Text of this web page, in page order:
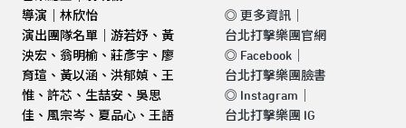
導演｜林欣怡
演出團隊名單｜游若妤、黃
泱宏、翁明榆、莊彥宇、廖
育瑄、黃以涵、洪郁媜、王
惟、許芯、生喆安、吳思
佳、風宗岑、夏品心、王語
◎ 更多資訊
台北打擊樂團官網
◎ Facebook
台北打擊樂團臉書
◎ Instagram
台北打擊樂團 IG